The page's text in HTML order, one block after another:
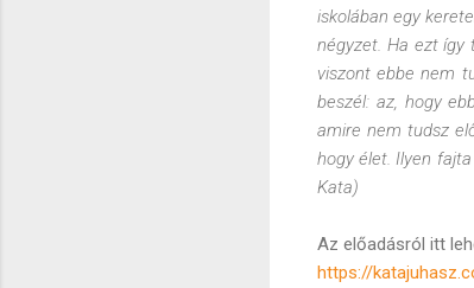
iskolában egy
négyzet. Ha ezt így
viszont ebbe nem
beszél: az, hogy
amire nem tudsz
hogy élet. Ilyen
Kata)
Az előadásról itt
https://